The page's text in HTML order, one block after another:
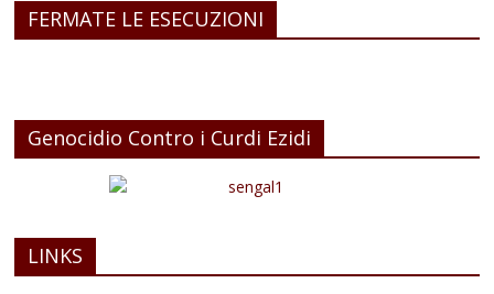
FERMATE LE ESECUZIONI
Genocidio Contro i Curdi Ezidi
LINKS